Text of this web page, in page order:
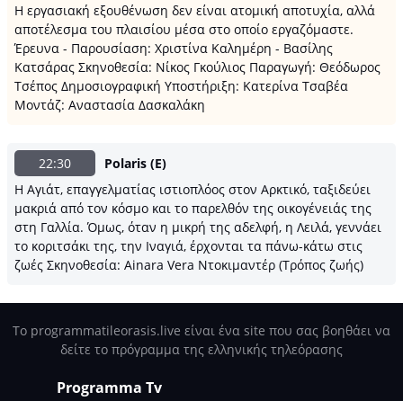
Η εργασιακή εξουθένωση δεν είναι ατομική αποτυχία, αλλά
αποτέλεσμα του πλαισίου μέσα στο οποίο εργαζόμαστε.
Έρευνα - Παρουσίαση: Χριστίνα Καλημέρη - Βασίλης
Κατσάρας Σκηνοθεσία: Νίκος Γκούλιος Παραγωγή: Θεόδωρος
Τσέπος Δημοσιογραφική Υποστήριξη: Κατερίνα Τσαβέα
Μοντάζ: Αναστασία Δασκαλάκη
22:30
Polaris (E)
Η Αγιάτ, επαγγελματίας ιστιοπλόος στον Αρκτικό, ταξιδεύει
μακριά από τον κόσμο και το παρελθόν της οικογένειάς της
στη Γαλλία. Όμως, όταν η μικρή της αδελφή, η Λειλά, γεννάει
το κοριτσάκι της, την Ιναγιά, έρχονται τα πάνω-κάτω στις
ζωές Σκηνοθεσία: Ainara Vera Ντοκιμαντέρ (Τρόπος ζωής)
Το programmatileorasis.live είναι ένα site που σας βοηθάει να
δείτε το πρόγραμμα της ελληνικής τηλεόρασης
Programma Tv